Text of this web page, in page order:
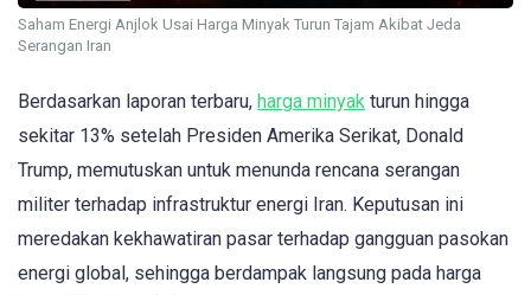
Saham Energi Anjlok Usai Harga Minyak Turun Tajam Akibat Jeda
Serangan Iran
Berdasarkan laporan terbaru, harga minyak turun hingga
sekitar 13% setelah Presiden Amerika Serikat, Donald
Trump, memutuskan untuk menunda rencana serangan
militer terhadap infrastruktur energi Iran. Keputusan ini
meredakan kekhawatiran pasar terhadap gangguan pasokan
energi global, sehingga berdampak langsung pada harga